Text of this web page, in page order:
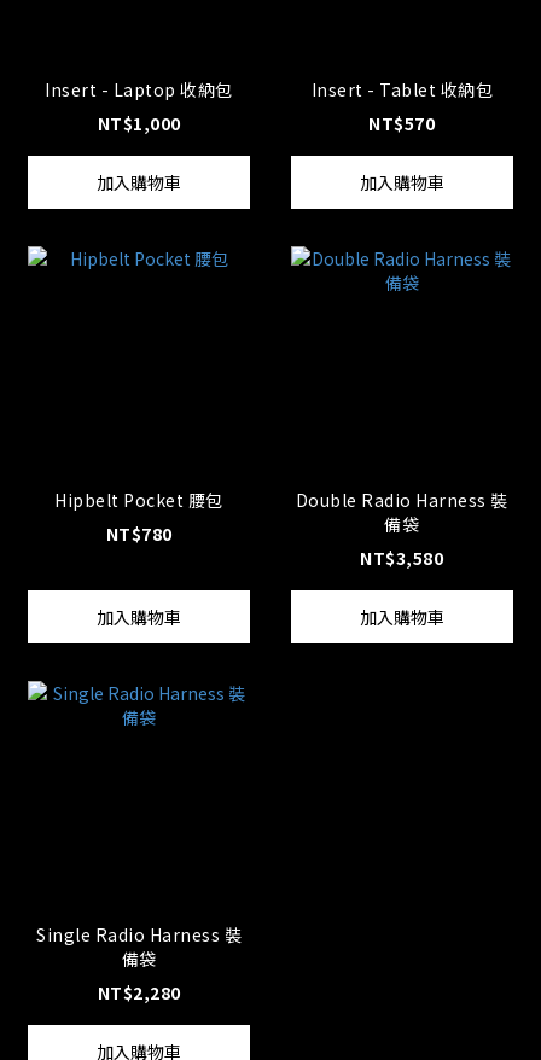
Insert - Laptop 收納包
NT$1,000
加入購物車
Insert - Tablet 收納包
NT$570
加入購物車
Hipbelt Pocket 腰包
NT$780
加入購物車
Double Radio Harness 裝
備袋
NT$3,580
加入購物車
Single Radio Harness 裝
備袋
NT$2,280
加入購物車